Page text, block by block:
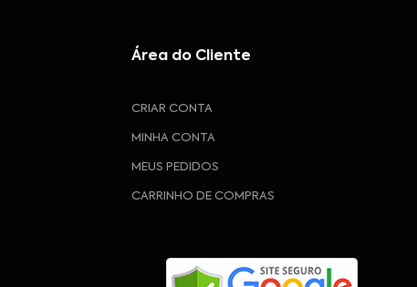
Área do Cliente
CRIAR CONTA
MINHA CONTA
MEUS PEDIDOS
CARRINHO DE COMPRAS